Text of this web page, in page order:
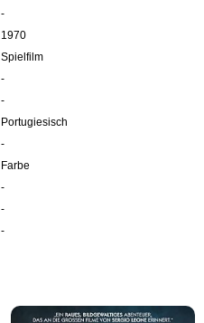
-
1970
Spielfilm
-
-
Portugiesisch
-
Farbe
-
-
-